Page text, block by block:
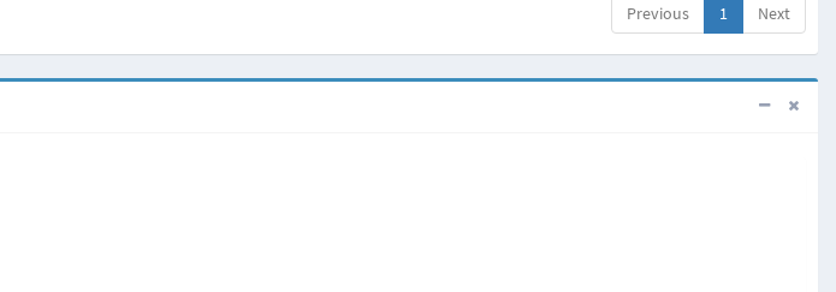
Previous 1 Next